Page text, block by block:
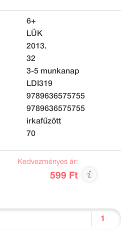
6+
LÜK
2013.
32
3-5 munkanap
LDI319
9789636575755
9789636575755
irkafűzött
70
Kedvezményes ár:
599 Ft